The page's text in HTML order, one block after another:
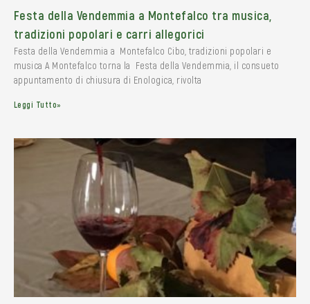
Festa della Vendemmia a Montefalco tra musica,
tradizioni popolari e carri allegorici
Festa della Vendemmia a Montefalco Cibo, tradizioni popolari e
musica A Montefalco torna la Festa della Vendemmia, il consueto
appuntamento di chiusura di Enologica, rivolta
Leggi Tutto»